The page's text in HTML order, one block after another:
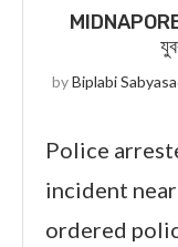
MIDNAPORE :
byBiplabi
Police
incident
ordered